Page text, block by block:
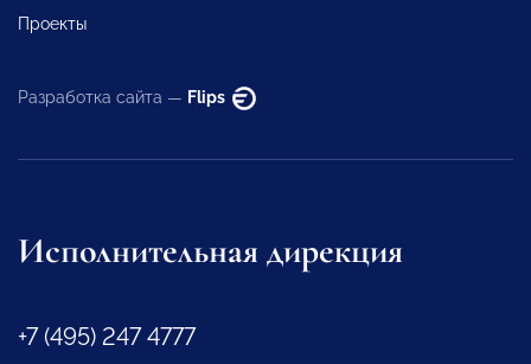
Проекты
Разработка сайта — Flips
Исполнительная дирекция
+7 (495) 247 4777